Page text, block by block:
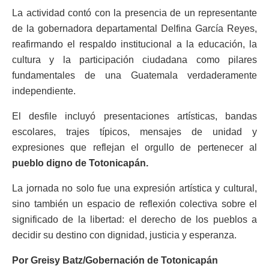
La actividad contó con la presencia de un representante
de la gobernadora departamental Delfina García Reyes,
reafirmando el respaldo institucional a la educación, la
cultura y la participación ciudadana como pilares
fundamentales de una Guatemala verdaderamente
independiente.
El desfile incluyó presentaciones artísticas, bandas
escolares, trajes típicos, mensajes de unidad y
expresiones que reflejan el orgullo de pertenecer al
pueblo digno de Totonicapán.
La jornada no solo fue una expresión artística y cultural,
sino también un espacio de reflexión colectiva sobre el
significado de la libertad: el derecho de los pueblos a
decidir su destino con dignidad, justicia y esperanza.
Por Greisy Batz/Gobernación de Totonicapán